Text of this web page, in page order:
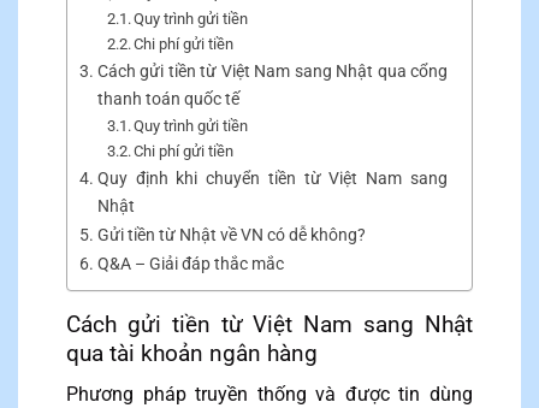
Quy trình gửi tiền
Chi phí gửi tiền
Cách gửi tiền từ Việt Nam sang Nhật qua cổng
thanh toán quốc tế
Quy trình gửi tiền
Chi phí gửi tiền
Quy định khi chuyển tiền từ Việt Nam sang
Nhật
Gửi tiền từ Nhật về VN có dễ không?
Q&A – Giải đáp thắc mắc
Cách gửi tiền từ Việt Nam sang Nhật
qua tài khoản ngân hàng
Phương pháp truyền thống và được tin dùng